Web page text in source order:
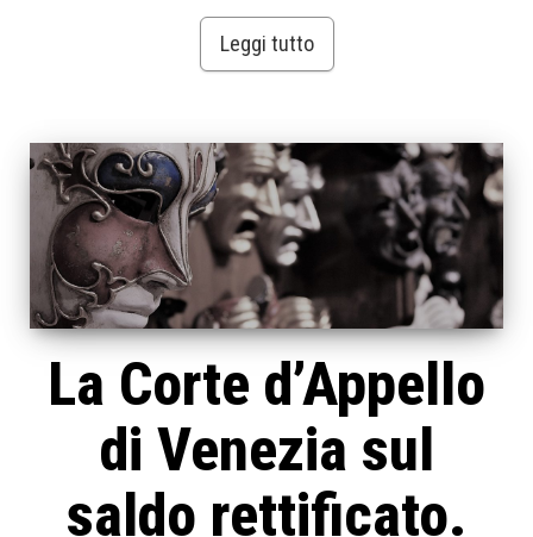
Leggi tutto
La Corte d’Appello
di Venezia sul
saldo rettificato.